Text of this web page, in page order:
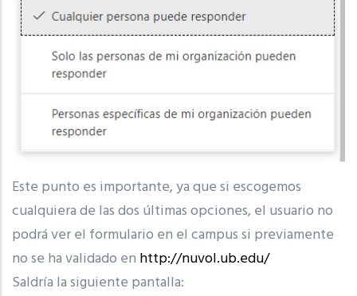
Este punto es importante, ya que si escogemos
cualquiera de las dos últimas opciones, el usuario no
podrá ver el formulario en el campus si previamente
no se ha validado en http://nuvol.ub.edu/
Saldría la siguiente pantalla: